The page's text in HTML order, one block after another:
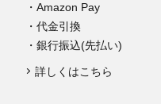
・Amazon Pay
・代金引換
・銀行振込(先払い)
詳しくはこちら